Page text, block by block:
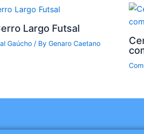
Largo Futsal
Gaúcho / By Genaro Caetano